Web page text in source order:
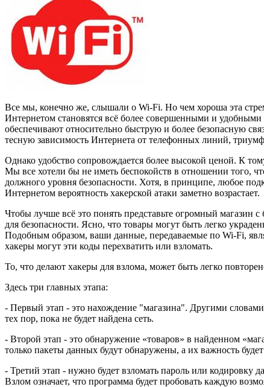
Все мы, конечно же, слышали о Wi-Fi. Но чем хороша эта
Интернетом становятся всё более совершенными и
обеспечивают относительно быструю и более безопасную
тесную зависимость Интернета от телефонных линий,
Однако удобство сопровождается более высокой ценой. К
Мы все хотели бы не иметь беспокойств в отношении того,
должного уровня безопасности. Хотя, в принципе, любое
Интернетом вероятность хакерской атаки заметно возрастает.
Чтобы лучше всё это понять представьте огромный магазин
для безопасности. Ясно, что товары могут быть легко
Подобным образом, ваши данные, передаваемые по Wi-Fi,
хакеры могут эти коды перехватить или взломать.
То, что делают хакеры для взлома, может быть легко
Здесь три главных этапа:
- Первый этап - это нахождение "магазина". Другими
тех пор, пока не будет найдена сеть.
- Второй этап - это обнаружение «товаров» в найденном
только пакеты данных будут обнаружены, а их важность
- Третий этап - нужно будет взломать пароль или
Взлом означает, что программа будет пробовать каждую